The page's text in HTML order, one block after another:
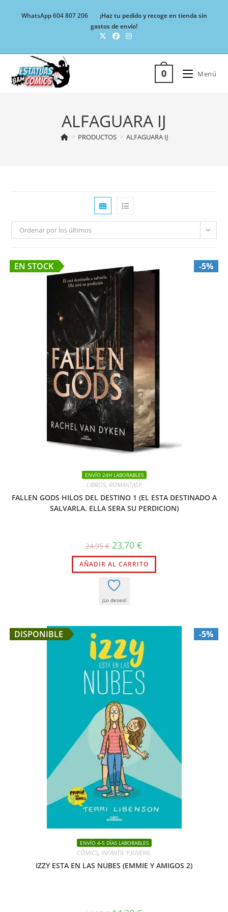
WhatsApp 604 807 206
¡Haz tu pedido y recoge en tienda sin
gastos de envío!
0 Menú
ALFAGUARA IJ
> PRODUCTOS > ALFAGUARA IJ
Ordenar por los últimos
EN STOCK -5%
ENVÍO 24H LABORABLES
LIBROS, ROMANTASY
FALLEN GODS HILOS DEL DESTINO 1 (EL ESTA DESTINADO A
SALVARLA. ELLA SERA SU PERDICION)
24,95€ El
precio
original
era:
24,95 €.
23,70 €
actual
es:
23,70 €.
AÑADIR AL CARRITO
¡Lo deseo!
DISPONIBLE -5%
ENVÍO 4-5 DÍAS LABORABLES
CÓMICS, INFANTIL Y JUVENIL
IZZY ESTA EN LAS NUBES (EMMIE Y AMIGOS 2)